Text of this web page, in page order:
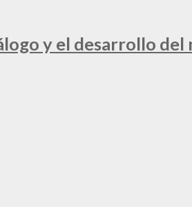
y el desarrollo